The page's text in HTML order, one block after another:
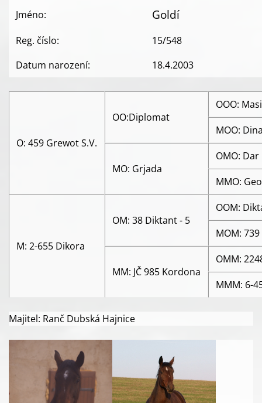
Jméno: Goldí
Reg. číslo:
15/548
Datum narození:
18.4.2003
O: 459 Grewot S.V.
OO:Diplomat
OOO:
MOO:
MO: Grjada
OMO: Dar
MMO:
M: 2-655 Dikora
OM: 38 Diktant - 5
OOM:
MOM:
MM: JČ 985 Kordona
OMM:
MMM: 6-
Majitel: Ranč Dubská Hajnice